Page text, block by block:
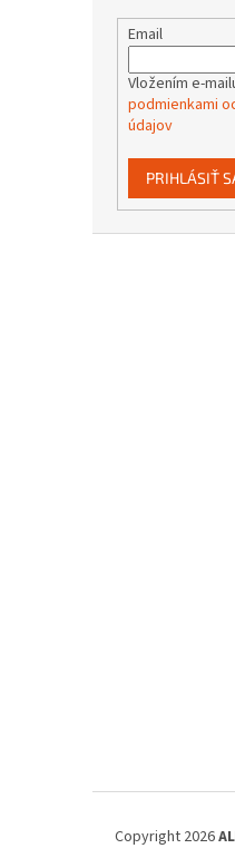
Email
Vložením e-
podmienkami
údajov
PRIHLÁSIŤ
Copyright 2026